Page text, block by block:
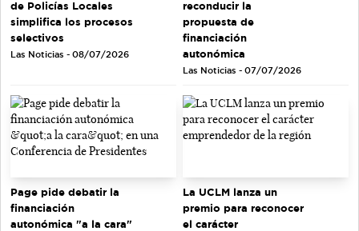
de Policías Locales
simplifica los procesos
selectivos
Las Noticias - 08/07/2026
reconducir la
propuesta de
financiación
autonómica
Las Noticias - 07/07/2026
Page pide debatir la
financiación
autonómica "a la cara"
La UCLM lanza un
premio para reconocer
el carácter